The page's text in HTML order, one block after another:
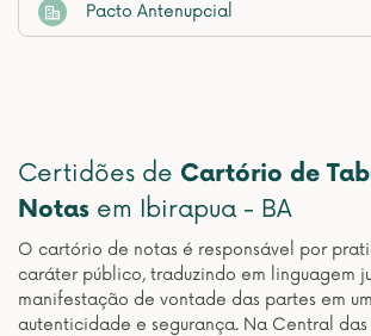
Pacto Antenupcial
Certidões de Cartório de
Notas em Ibirapua - BA
O cartório de notas é responsável por
caráter público, traduzindo em linguagem
manifestação de vontade das partes em
autenticidade e segurança. Na Central